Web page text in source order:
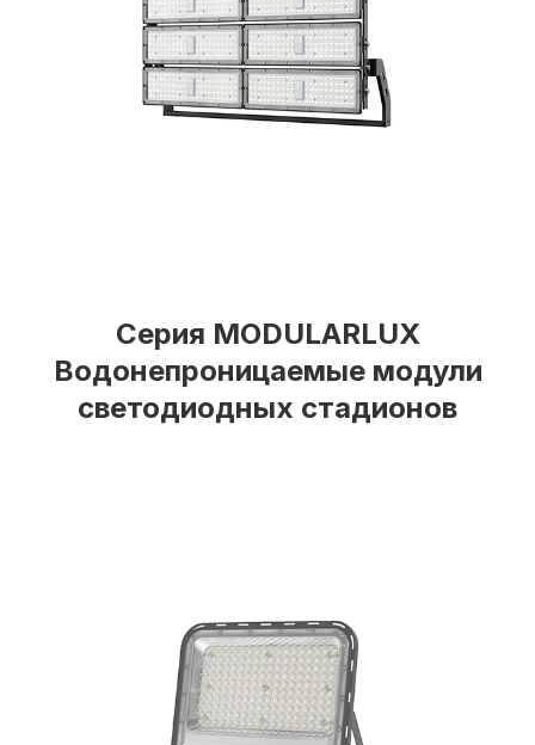
Серия MODULARLUX
Водонепроницаемые модули
светодиодных стадионов